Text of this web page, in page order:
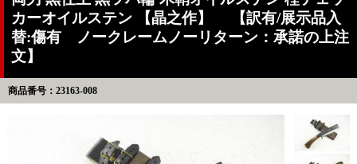
カーオイルステン 【晶之作】 【訳有/展示品入
替:傷有 ノークレームノーリターン：承諾の上注
文】
商品番号：23163-008